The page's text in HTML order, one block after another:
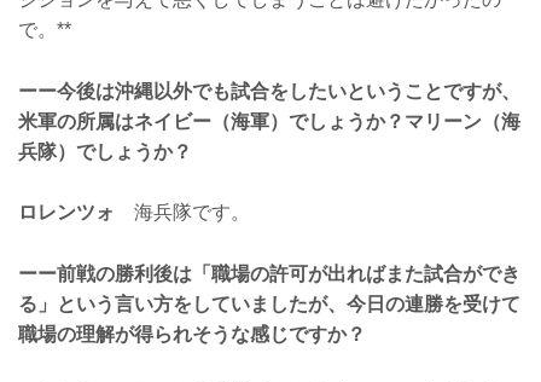
で。**
ーー今後は沖縄以外でも試合をしたいということですが、
米軍の所属はネイビー（海軍）でしょうか？マリーン（海
兵隊）でしょうか？
ロレンツォ 海兵隊です。
ーー前戦の勝利後は「職場の許可が出ればまた試合ができ
る」という言い方をしていましたが、今日の連勝を受けて
職場の理解が得られそうな感じですか？